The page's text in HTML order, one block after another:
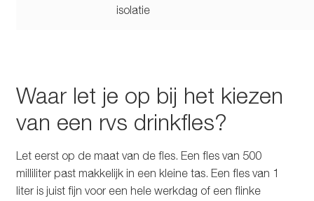
isolatie
Waar let je op bij het kiezen
van een rvs drinkfles?
Let eerst op de maat van de fles. Een fles van 500
milliliter past makkelijk in een kleine tas. Een fles van 1
liter is juist fijn voor een hele werkdag of een flinke